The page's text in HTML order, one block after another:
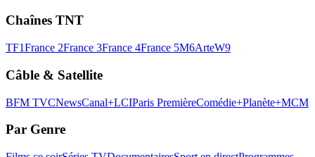
Chaînes TNT
TF1France 2France 3France 4France 5M6ArteW9
Câble & Satellite
BFM TVCNewsCanal+LCIParis PremièreComédie+Planète+MCM
Par Genre